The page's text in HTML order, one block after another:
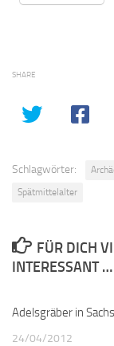
SHARE
Schlagwörter:
Spätmittelalter
FÜR DICH
INTERESSANT …
Adelsgräber in
24/04/2012